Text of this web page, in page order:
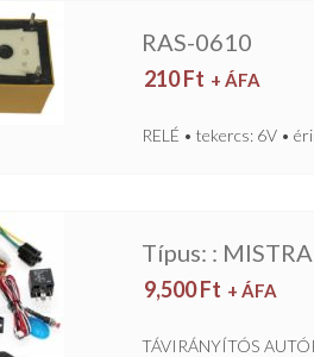
RAS-0610
210Ft + ÁFA
RELÉ • tekercs: 6V •
Típus: :
9,500Ft + ÁFA
TÁVIRÁNYÍTÓS